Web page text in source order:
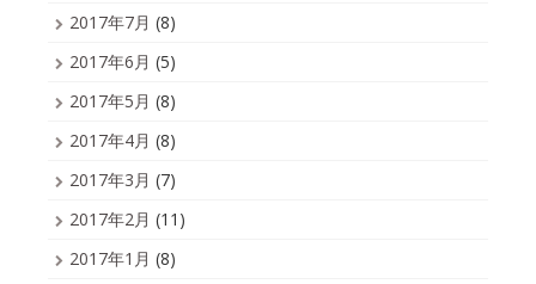
2017年7月 (8)
2017年6月 (5)
2017年5月 (8)
2017年4月 (8)
2017年3月 (7)
2017年2月 (11)
2017年1月 (8)